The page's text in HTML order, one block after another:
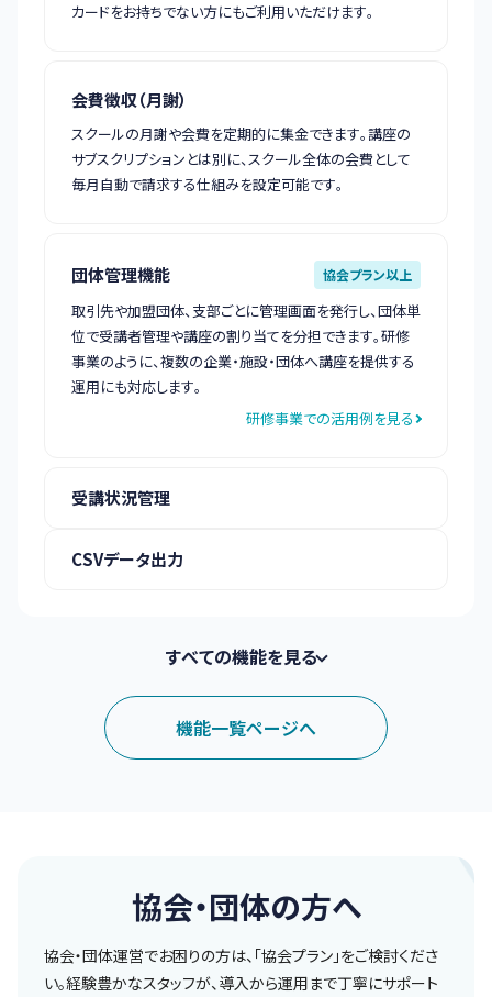
カードをお持ちでない方にもご利用いただけます。
会費徴収（月謝）
スクールの月謝や会費を定期的に集金できます。講座の
サブスクリプションとは別に、スクール全体の会費として
毎月自動で請求する仕組みを設定可能です。
団体管理機能 協会プラン以上
取引先や加盟団体、支部ごとに管理画面を発行し、団体単
位で受講者管理や講座の割り当てを分担できます。研修
事業のように、複数の企業・施設・団体へ講座を提供する
運用にも対応します。
研修事業での活用例を見る
受講状況管理
CSVデータ出力
すべての機能を見る
機能一覧ページへ
協会・団体の方へ
協会・団体運営でお困りの方は、「協会プラン」をご検討くださ
い。経験豊かなスタッフが、導入から運用まで丁寧にサポート